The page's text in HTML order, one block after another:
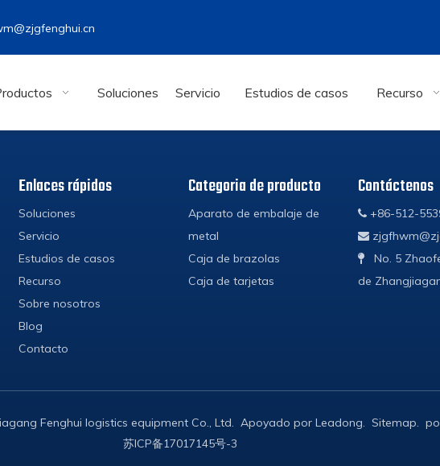
Soluciones Servicio Estudios de casos Recurso
Enlaces rápidos
Soluciones
Servicio
Estudios de casos
Recurso
Sobre nosotros
Blog
Contacto
Categoria de producto
Aparato de embalaje de
metal
Caja de brazolas
Caja de tarjetas
Contáctenos
+86-512-


No. 5
de
Fenghui logistics equipment Co., Ltd. Apoyado por Leadong. Sitemap.
苏ICP备17017145号-3